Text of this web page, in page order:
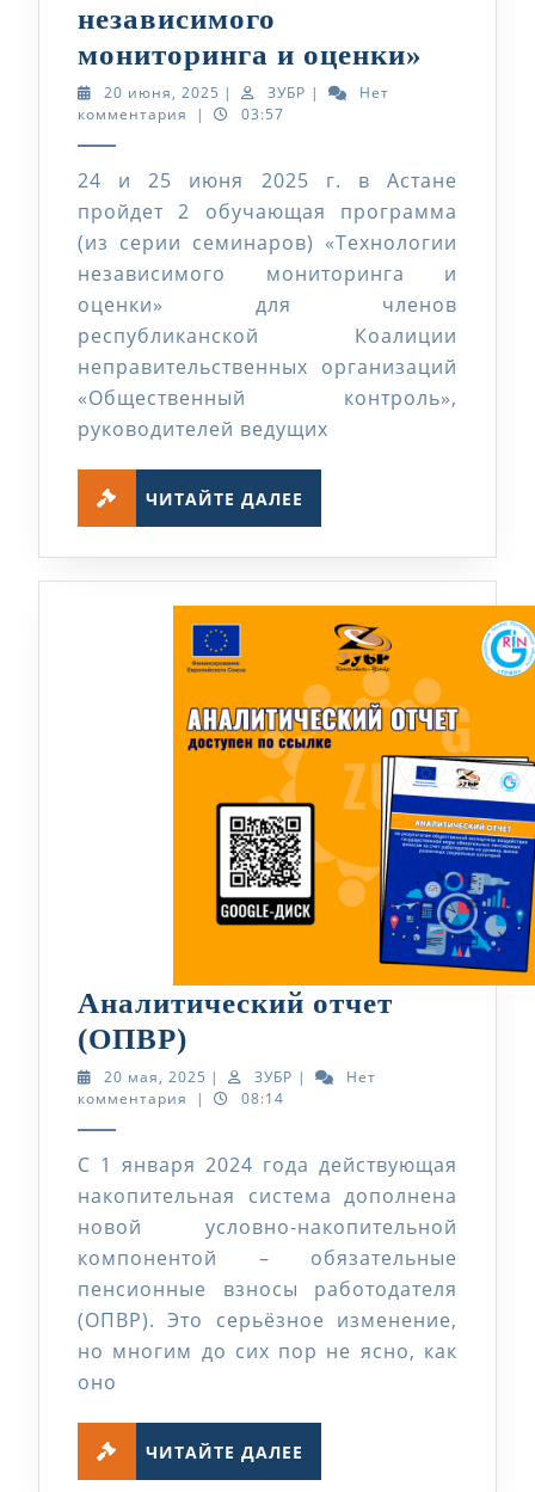
независимого
мониторинга и оценки»
и
20 июня, 2025 20
июня,
| ЗУБР ЗУБР
|
Нет
комментария
| 03:57
24 и 25 июня 2025 г. в Астане
пройдет 2 обучающая программа
(из серии семинаров) «Технологии
независимого мониторинга и
оценки» для членов
республиканской Коалиции
неправительственных организаций
«Общественный контроль»,
руководителей ведущих
ЧИТАЙТЕ ДАЛЕЕ
Аналитический отчет
(ОПВР)
отчет
(ОПВР)
20 мая, 2025 20
мая,
| ЗУБР ЗУБР
|
Нет
комментария
| 08:14
C 1 января 2024 года действующая
накопительная система дополнена
новой условно-накопительной
компонентой – обязательные
пенсионные взносы работодателя
(ОПВР). Это серьёзное изменение,
но многим до сих пор не ясно, как
оно
ЧИТАЙТЕ ДАЛЕЕ